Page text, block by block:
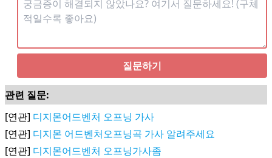
질문하기
관련 질문:
[연관] 디지몬어드벤처 오프닝 가사
[연관] 디지몬 어드벤처오프닝곡 가사 알려주세요
[연관] 디지몬어드벤처 오프닝가사좀